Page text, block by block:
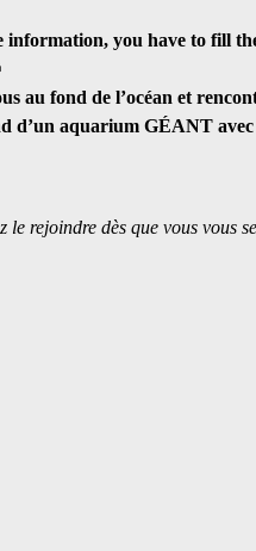
information, you have to fill
au fond de l’océan et
d’un aquarium GÉANT avec
rejoindre dès que vous vous